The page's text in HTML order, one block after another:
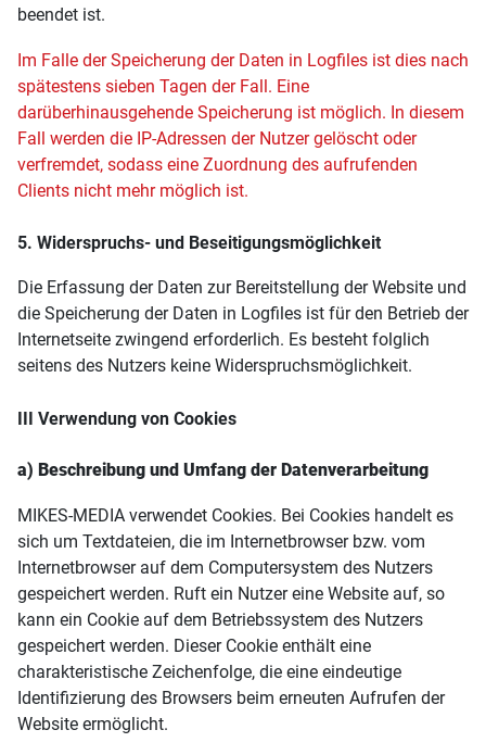
beendet ist.
Im Falle der Speicherung der Daten in Logfiles ist dies nach
spätestens sieben Tagen der Fall. Eine
darüberhinausgehende Speicherung ist möglich. In diesem
Fall werden die IP-Adressen der Nutzer gelöscht oder
verfremdet, sodass eine Zuordnung des aufrufenden
Clients nicht mehr möglich ist.
5. Widerspruchs- und Beseitigungsmöglichkeit
Die Erfassung der Daten zur Bereitstellung der Website und
die Speicherung der Daten in Logfiles ist für den Betrieb der
Internetseite zwingend erforderlich. Es besteht folglich
seitens des Nutzers keine Widerspruchsmöglichkeit.
III Verwendung von Cookies
a) Beschreibung und Umfang der Datenverarbeitung
MIKES-MEDIA verwendet Cookies. Bei Cookies handelt es
sich um Textdateien, die im Internetbrowser bzw. vom
Internetbrowser auf dem Computersystem des Nutzers
gespeichert werden. Ruft ein Nutzer eine Website auf, so
kann ein Cookie auf dem Betriebssystem des Nutzers
gespeichert werden. Dieser Cookie enthält eine
charakteristische Zeichenfolge, die eine eindeutige
Identifizierung des Browsers beim erneuten Aufrufen der
Website ermöglicht.